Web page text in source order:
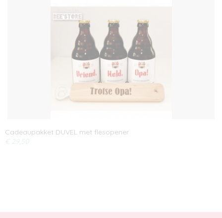
Cadeaupakket DUVEL met flesopener
€ 29,50